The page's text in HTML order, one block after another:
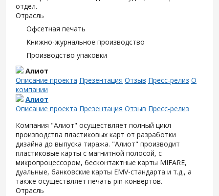
отдел.
Отрасль
Офсетная печать
Книжно-журнальное производство
Производство упаковки
Алиот
Описание проекта Презентация Отзыв Пресс-релиз О
компании
Алиот
Описание проекта Презентация Отзыв Пресс-релиз
Компания "Алиот" осуществляет полный цикл
производства пластиковых карт от разработки
дизайна до выпуска тиража. "Алиот" производит
пластиковые карты с магнитной полосой, с
микропроцессором, бесконтактные карты MIFARE,
дуальные, банковские карты EMV-стандарта и т.д., а
также осуществляет печать pin-конвертов.
Отрасль